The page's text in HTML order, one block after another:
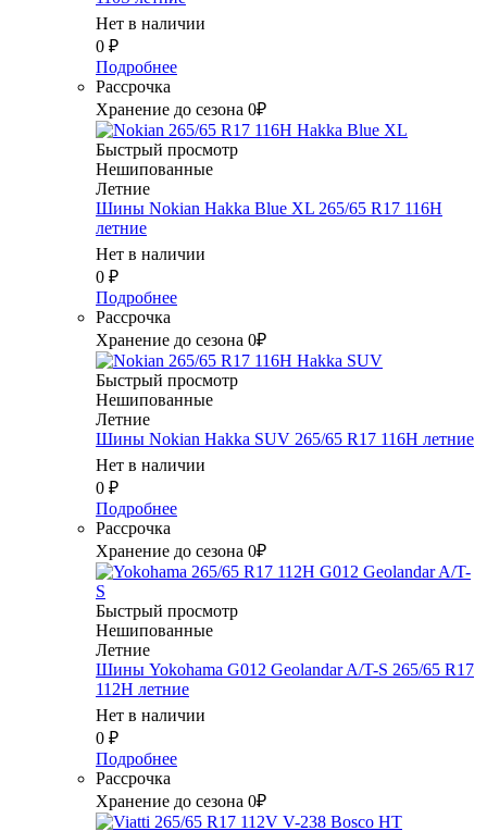
Нет в наличии
0 ₽
Подробнее
Рассрочка
Хранение до сезона 0₽
Быстрый просмотр
Нешипованные
Летние
Шины Nokian Hakka Blue XL 265/65 R17 116H
летние
Нет в наличии
0 ₽
Подробнее
Рассрочка
Хранение до сезона 0₽
Быстрый просмотр
Нешипованные
Летние
Шины Nokian Hakka SUV 265/65 R17 116H летние
Нет в наличии
0 ₽
Подробнее
Рассрочка
Хранение до сезона 0₽
Быстрый просмотр
Нешипованные
Летние
Шины Yokohama G012 Geolandar A/T-S 265/65 R17
112H летние
Нет в наличии
0 ₽
Подробнее
Рассрочка
Хранение до сезона 0₽